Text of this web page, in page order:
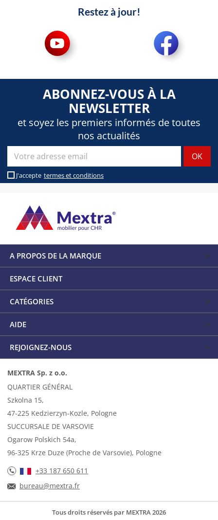
Restez à jour!
ABONNEZ-VOUS À LA
NEWSLETTER
et soyez les premiers informés de toutes
nos actualités
J'accepte termes et conditions
A PROPOS DE LA MARQUE
ESPACE CLIENT
CATÉGORIES
AIDE
REJOIGNEZ-NOUS
MEXTRA Sp. z o.o.
QUARTIER GÉNÉRAL
Szkolna 15,
47-225 Kedzierzyn-Kozle, Pologne
SUCCURSALE DE VARSOVIE
Ogarow Polskich 54a,
96-325 Krze Duze (Proche de Varsovie), Pologne
+33 187 650 611
bureau@mextra.fr
Tous droits réservés par MEXTRA 2026